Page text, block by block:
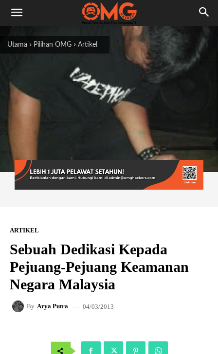
Utama Pilihan OMG Artikel
ARTIKEL
Sebuah Dedikasi Kepada
Pejuang-Pejuang Keamanan
Negara Malaysia
By Arya Putra 04/03/2013